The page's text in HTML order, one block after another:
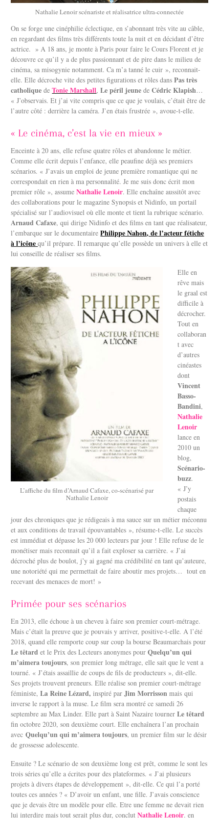
Nathalie Lenoir scénariste et réalisatrice ultra-connectée
On se forge une cinéphilie éclectique, en s’abonnant très vite au câble,
en regardant des films très différents toute la nuit et en décidant d’être
actrice. » A 18 ans, je monte à Paris pour faire le Cours Florent et je
découvre ce qu’il y a de plus passionnant et de pire dans le milieu de
cinéma, sa misogynie notamment. Ca m’a tanné le cuir », reconnait-
elle. Elle décroche vite des petites figurations et rôles dansPas très
catholique deTonie Marshall,Le péril jeune deCédric Klapish…
« J’observais. Et j’ai vite compris que ce que je voulais, c’était être de
l’autre côté : derrière la caméra. J’en étais frustrée », avoue-t-elle.
« Le cinéma, c’est la vie en mieux »
Enceinte à 20 ans, elle refuse quatre rôles et abandonne le métier.
Comme elle écrit depuis l’enfance, elle peaufine déjà ses premiers
scénarios. « J’avais un emploi de jeune première romantique qui ne
correspondait en rien à ma personnalité. Je me suis donc écrit mon
premier rôle », assumeNathalie Lenoir. Elle enchaîne aussitôt avec
des collaborations pour le magazine Synopsis et Nidinfo, un portail
spécialisé sur l’audiovisuel où elle monte et tient la rubrique scénario.
Arnaud Cafaxe, qui dirige Nidinfo et des films en tant que réalisateur,
l’embarque sur le documentairePhilippe Nahon, de l’acteur fétiche
à l’icônequ’il prépare. Il remarque qu’elle possède un univers à elle et
lui conseille de réaliser ses films.
L’affiche du film d’Arnaud Cafaxe, co-scénarisé par
Nathalie Lenoir
Elle en
rêve mais
le graal est
difficile à
décrocher.
Tout en
collaboran
t avec
d’autres
cinéastes
dont
Vincent
Basso-
Bandini,
Nathalie
Lenoir
lance en
2010 un
blog,
Scénario-
buzz.
« J’y
postais
chaque
jour des chroniques que je rédigeais à ma sauce sur un métier méconnu
et aux conditions de travail épouvantables », résume-t-elle. Le succès
est immédiat et dépasse les 20 000 lecteurs par jour ! Elle refuse de le
monétiser mais reconnait qu’il a fait exploser sa carrière. « J’ai
décroché plus de boulot, j’y ai gagné ma crédibilité en tant qu’auteure,
une notoriété qui me permettait de faire aboutir mes projets… tout en
recevant des menaces de mort! »
Primée pour ses scénarios
En 2013, elle échoue à un cheveu à faire son premier court-métrage.
Mais c’était la preuve que je pouvais y arriver, positive-t-elle. A l’été
2018, quand elle remporte coup sur coup la bourse Beaumarchais pour
Le têtard et le Prix des Lecteurs anonymes pourQuelqu’un qui
m’aimera toujours, son premier long métrage, elle sait que le vent a
tourné. « J’étais assaillie de coups de fils de producteurs », dit-elle.
Ses projets trouvent preneurs. Elle réalise son premier court-métrage
féministe,La Reine Lézard,inspiré parJim Morrissonmais qui
inverse le rapport à la muse. Le film sera montré ce samedi 26
septembre au Max Linder. Elle part à Saint Nazaire tournerLe têtard
fin octobre 2020, son deuxième court. Elle enchaînera l’an prochain
avecQuelqu’un qui m’aimera toujours, un premier film sur le désir
de grossesse adolescente.
Ensuite ? Le scénario de son deuxième long est prêt, comme le sont les
trois séries qu’elle a écrites pour des plateformes. « J’ai plusieurs
projets à divers étapes de développement », dit-elle. Ce qui l’a porté
toutes ces années ? « D’avoir un enfant, une fille. J’avais conscience
que je devais être un modèle pour elle. Etre une femme ne devait rien
lui interdire mais tout serait plus dur, conclutNathalie Lenoir. en